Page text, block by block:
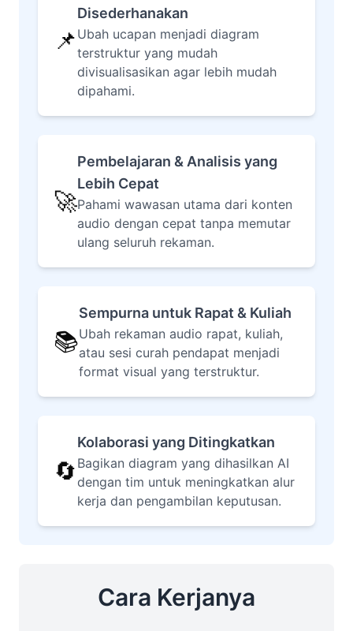
📌
Disederhanakan
Ubah ucapan menjadi diagram
terstruktur yang mudah
divisualisasikan agar lebih mudah
dipahami.
🚀
Pembelajaran & Analisis yang
Lebih Cepat
Pahami wawasan utama dari konten
audio dengan cepat tanpa memutar
ulang seluruh rekaman.
📚
Sempurna untuk Rapat & Kuliah
Ubah rekaman audio rapat, kuliah,
atau sesi curah pendapat menjadi
format visual yang terstruktur.
🔄
Kolaborasi yang Ditingkatkan
Bagikan diagram yang dihasilkan AI
dengan tim untuk meningkatkan alur
kerja dan pengambilan keputusan.
Cara Kerjanya